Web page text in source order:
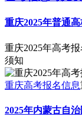
重庆2025年普通
重庆2025年高考
须知
重庆高考报名信息
2025年内蒙古自